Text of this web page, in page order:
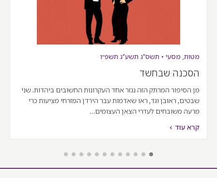
מטות, מסעי • תשס"ג תשע"ג תשפ״ו
הסכנה שבחשד
מן הסיפור המרתק הזה נגזר אחד העקרונות החשובים ביהדות. שני
שבטים, ראובן וגד, ראו שאדמות עבר הירדן המזרחי מציעות כרי
מרעה משובחים לעדרי הצאן העצומים…
קרא עוד >